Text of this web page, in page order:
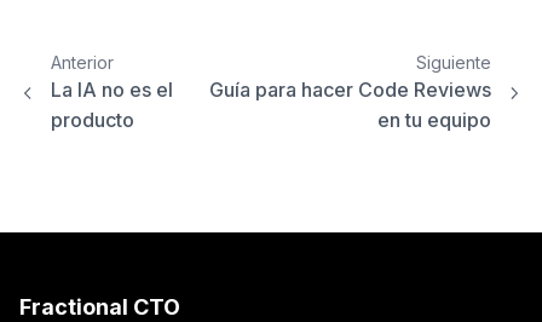
Anterior
La IA no es el
producto
Siguiente
Guía para hacer Code Reviews
en tu equipo
Fractional CTO